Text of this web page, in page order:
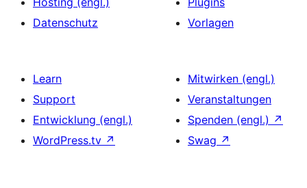
Datenschutz
Vorlagen
Learn
Support
Entwicklung (engl.)
WordPress.tv ↗
Mitwirken (engl.)
Veranstaltungen
Spenden (engl.) ↗
Swag ↗